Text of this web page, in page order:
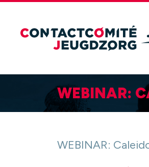
WEBINAR:
WEBINAR: